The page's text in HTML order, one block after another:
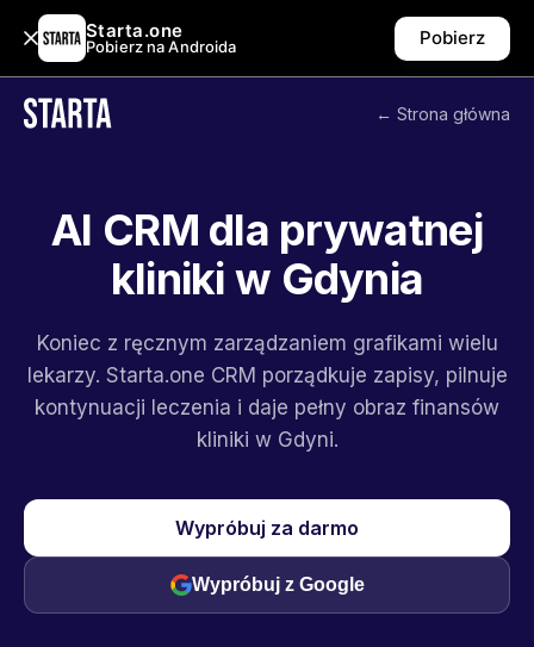
Starta.one
Pobierz na Androida Pobierz
← Strona główna
AI CRM dla prywatnej
kliniki w Gdynia
Koniec z ręcznym zarządzaniem grafikami wielu
lekarzy. Starta.one CRM porządkuje zapisy, pilnuje
kontynuacji leczenia i daje pełny obraz finansów
kliniki w Gdyni.
Wypróbuj za darmo
Wypróbuj z Google